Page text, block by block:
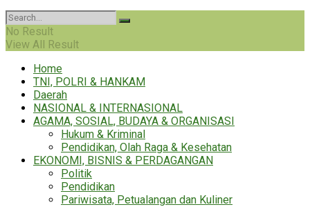
No Result
View All Result
Home
TNI, POLRI & HANKAM
Daerah
NASIONAL & INTERNASIONAL
AGAMA, SOSIAL, BUDAYA & ORGANISASI
Hukum & Kriminal
Pendidikan, Olah Raga & Kesehatan
EKONOMI, BISNIS & PERDAGANGAN
Politik
Pendidikan
Pariwisata, Petualangan dan Kuliner